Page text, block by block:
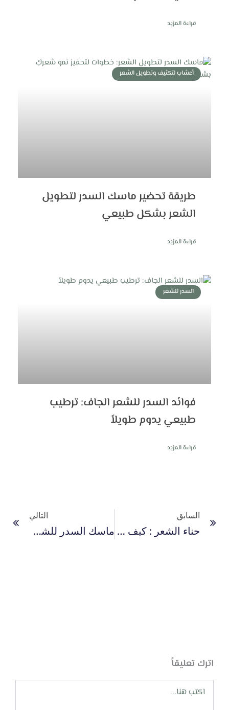
قراءة المزيد
أعشاب لتكثيف وتطويل الشعر
طريقة تحضير ماسك السدر لتطويل
الشعر بشكل طبيعي
قراءة المزيد
السدر للشعر
فوائد السدر للشعر الجاف: ترطيب
طبيعي يدوم طويلاً
قراءة المزيد
السابق
حناء الشعر : كيف تختارين الحنة الطبيعية لتناسب شعرك؟
التالي
ماسك السدر للشعر: الطريقة المثلى لتكثيف الشعر
اترك تعليقاً
هنا...